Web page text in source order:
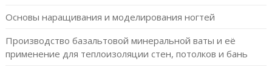
Основы наращивания и моделирования ногтей
Производство базальтовой минеральной ваты и её
применение для теплоизоляции стен, потолков и бань